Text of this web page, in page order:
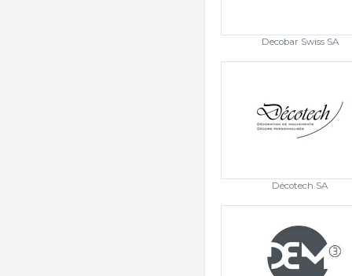
Decobar Swiss SA
Décotech SA